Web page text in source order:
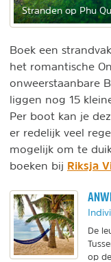
Stranden op Phu
Boek een
het romantische
onweerstaanbare
liggen nog 15
Per boot kan je
er redelijk veel
mogelijk om te
boeken bij Riksja
De
op